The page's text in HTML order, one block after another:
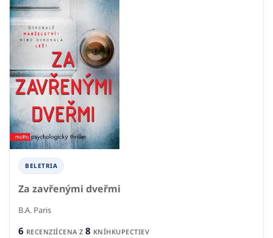
BELETRIA
Za zavřenými dveřmi
B.A. Paris
6 RECENZIÍCENA Z 8 KNÍHKUPECTIEV